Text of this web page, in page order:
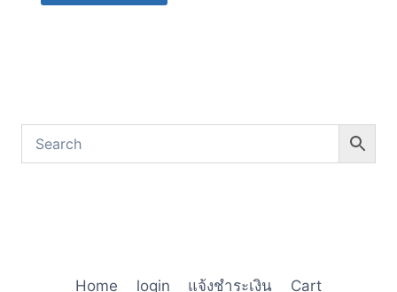
Home login แจ้งชำระเงิน Cart